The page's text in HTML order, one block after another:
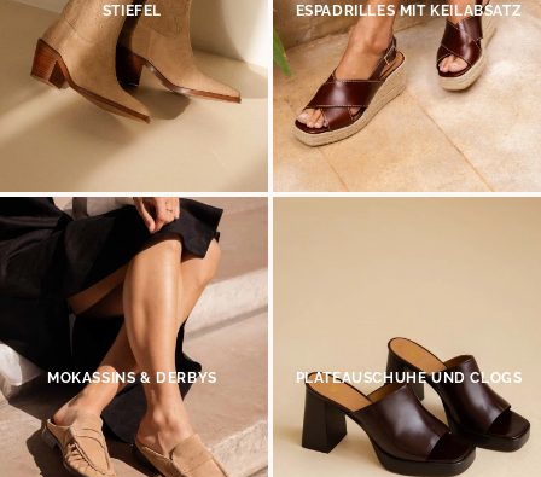
STIEFEL ESPADRILLES MIT KEILABSATZ
MOKASSINS & DERBYS PLATEAUSCHUHE UND CLOGS